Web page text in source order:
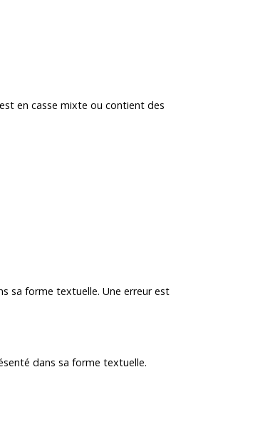
en casse mixte ou contient des
sa forme textuelle. Une erreur est
dans sa forme textuelle.